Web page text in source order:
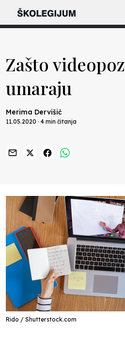
Zašto
umaraju
Merima Dervišić
11.05.2020 · 4 min čitanja
Rido / Shutterstock.com